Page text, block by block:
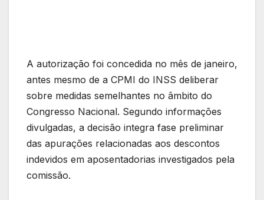
A autorização foi concedida no mês de janeiro,
antes mesmo de a CPMI do INSS deliberar
sobre medidas semelhantes no âmbito do
Congresso Nacional. Segundo informações
divulgadas, a decisão integra fase preliminar
das apurações relacionadas aos descontos
indevidos em aposentadorias investigados pela
comissão.